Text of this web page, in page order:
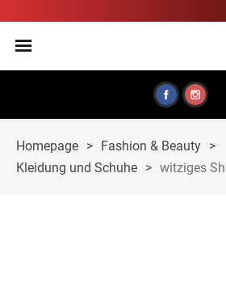
Homepage > Fashion & Beauty >
Kleidung und Schuhe > witziges